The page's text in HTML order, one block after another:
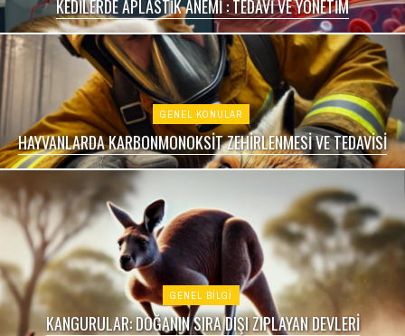
KEDILERDE APLASTIK ANEMI : TEDAVI VE YÖNETIM
GENEL KONULAR
HAYVANLARDA KARBONMONOKSIT ZEHIRLENMESI VE TEDAVISI
GENEL BILGI
KANGURULAR: DOĞANIN SIRA DIŞI ZIPLAYAN DEVLERI